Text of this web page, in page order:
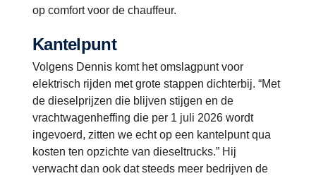
op comfort voor de chauffeur.
Kantelpunt
Volgens Dennis komt het omslagpunt voor
elektrisch rijden met grote stappen dichterbij. “Met
de dieselprijzen die blijven stijgen en de
vrachtwagenheffing die per 1 juli 2026 wordt
ingevoerd, zitten we echt op een kantelpunt qua
kosten ten opzichte van dieseltrucks.” Hij
verwacht dan ook dat steeds meer bedrijven de